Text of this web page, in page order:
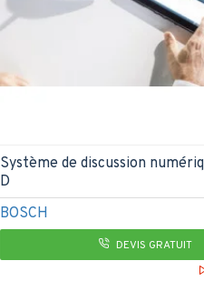
BOSCH
Système de discussion
D
DEVIS GRATUIT